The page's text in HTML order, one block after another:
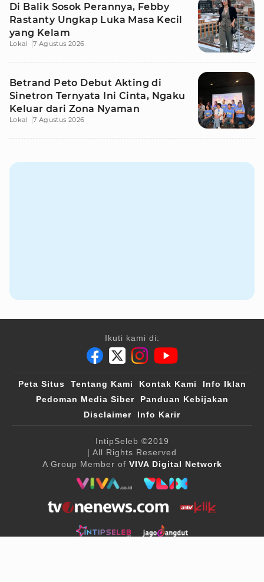
Di Balik Sosok Perannya, Febby
Rastanty Ungkap Luka Masa Kecil
yang Kelam
Lokal 7 Agustus 2026
Betrand Peto Debut Akting di
Sinetron Ternyata Ini Cinta, Ngaku
Keluar dari Zona Nyaman
Lokal 7 Agustus 2026
Ikuti kami di:
Peta Situs Tentang Kami Kontak Kami
Info Iklan
Pedoman Media Siber
Panduan Kebijakan
Disclaimer
Info Karir
IntipSeleb ©2019
| All Rights Reserved
A Group Member of VIVA Digital Network